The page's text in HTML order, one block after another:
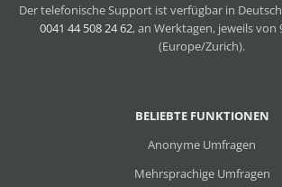
BELIEBTE FUNKTIONEN
Anonyme Umfragen
Mehrsprachige Umfragen
Der telefonische Support ist verfügbar in
0041 44 508 24 62, an Werktagen, jeweils von
(Europe/Zurich).